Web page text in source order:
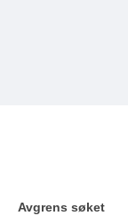
Avgrens søket